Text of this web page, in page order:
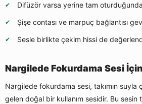
Difüzör varsa yerine tam
Şişe contası ve marpuç bağlantısı
Sesle birlikte çekim hissi de
Nargilede Fokurdama Sesi
Nargilede fokurdama sesi, takımın suyla
gelen doğal bir kullanım sesidir. Bu sesin